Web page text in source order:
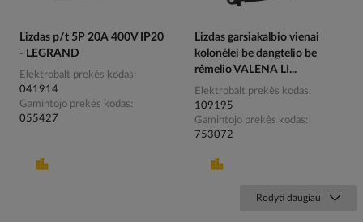
Lizdas p/t 5P 20A 400V IP20
- LEGRAND
Elektrobalt prekės kodas
041914
Gamintojo prekės kodas
055427
Lizdas garsiakalbio vienai
kolonėlei be dangtelio be
rėmelio VALENA LI...
Elektrobalt prekės kodas
109195
Gamintojo prekės kodas
753072
Rodyti daugiau